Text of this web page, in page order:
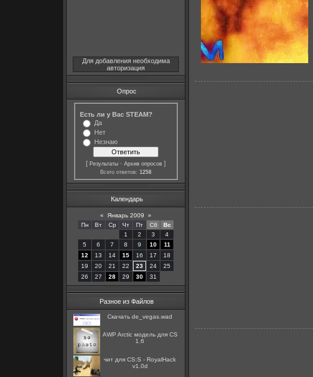
Для добавления необходима
авторизация
Опрос
Есть ли у Вас STEAM?
Да
Нет
Незнаю
[ Результаты · Архив опросов ]
Всего ответов: 1258
Календарь
« Январь 2009
»
Пн
Вт Ср Чт Пт Сб
Вс
1
2 3
4
5
6 7 8 9 10
11
12
13 14 15 16 17
18
19
20 21 22 23 24
25
26
27 28 29 30 31
Разное из Файлов
Скачать de_vegas.wad
AWP Arctic модель для CS
1.6
чит для CS:S - RoyalHack
v1.0d